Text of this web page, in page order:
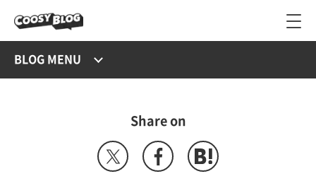
BLOG MENU
Share on